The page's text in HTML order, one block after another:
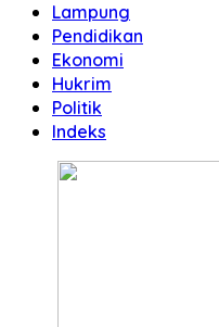
Lampung
Pendidikan
Ekonomi
Hukrim
Politik
Indeks